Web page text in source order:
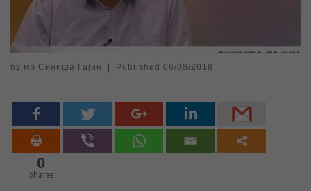
by мр Синиша Гајин Published 06/08/2018
0
Shares